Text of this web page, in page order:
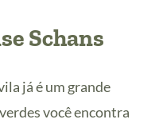
Schans
já é um grande
você encontra